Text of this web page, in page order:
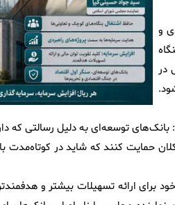
و
در
توسعه‌ای به دلیل رسالتی که
حمایت کنند که شاید در کوتاه‌مدت
برای ارائه تسهیلات بیشتر و